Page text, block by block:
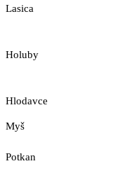
Lasica
Holuby
Hlodavce
Myš
Potkan